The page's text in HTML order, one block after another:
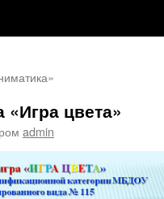
«Игра цвета»
admin